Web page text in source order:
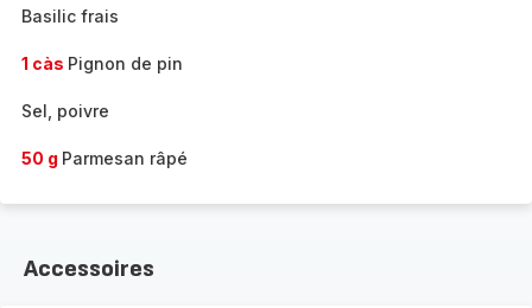
Basilic frais
1 càs Pignon de pin
Sel, poivre
50 g Parmesan râpé
Accessoires